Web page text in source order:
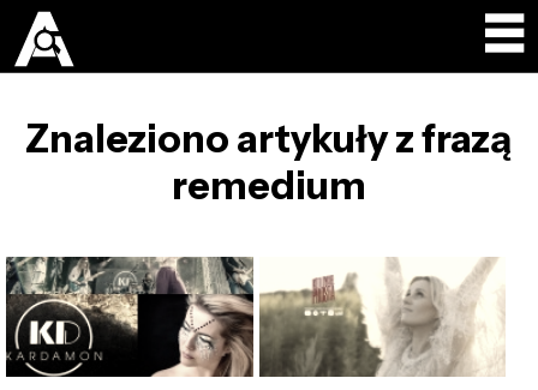
Znaleziono artykuły z frazą
remedium